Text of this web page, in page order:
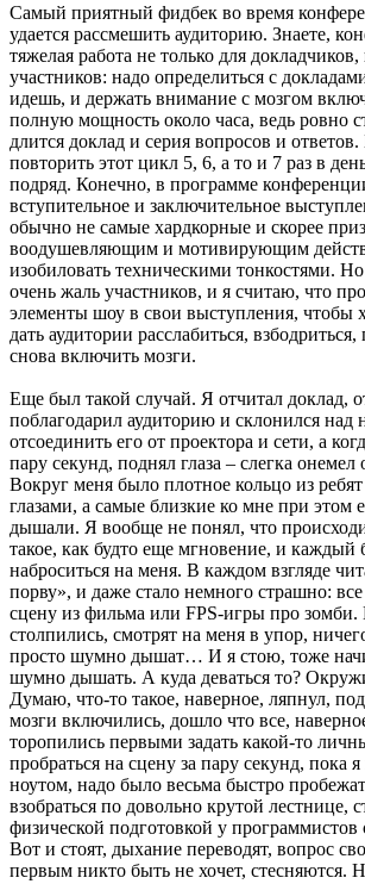
Самый приятный фидбек во время
удается рассмешить аудиторию. Знаете,
тяжелая работа не только для
участников: надо определиться с
идешь, и держать внимание с мозгом
полную мощность около часа, ведь ровно
длится доклад и серия вопросов и
повторить этот цикл 5, 6, а то и 7 раз в
подряд. Конечно, в программе
вступительное и заключительное
обычно не самые хардкорные и скорее
воодушевляющим и мотивирующим
изобиловать техническими тонкостями.
очень жаль участников, и я считаю, что
элементы шоу в свои выступления, чтобы
дать аудитории расслабиться, взбодриться,
снова включить мозги.
Еще был такой случай. Я отчитал доклад,
поблагодарил аудиторию и склонился над
отсоединить его от проектора и сети, а
пару секунд, поднял глаза – слегка онемел
Вокруг меня было плотное кольцо из
глазами, а самые близкие ко мне при
дышали. Я вообще не понял, что
такое, как будто еще мгновение, и каждый
наброситься на меня. В каждом взгляде
порву», и даже стало немного страшно:
сцену из фильма или FPS-игры про зомби.
столпились, смотрят на меня в упор,
просто шумно дышат… И я стою, тоже
шумно дышать. А куда деваться то?
Думаю, что-то такое, наверное, ляпнул,
мозги включились, дошло что все,
торопились первыми задать какой-то
пробраться на сцену за пару секунд, пока
ноутом, надо было весьма быстро
взобраться по довольно крутой лестнице,
физической подготовкой у программистов
Вот и стоят, дыхание переводят, вопрос
первым никто быть не хочет, стесняются.